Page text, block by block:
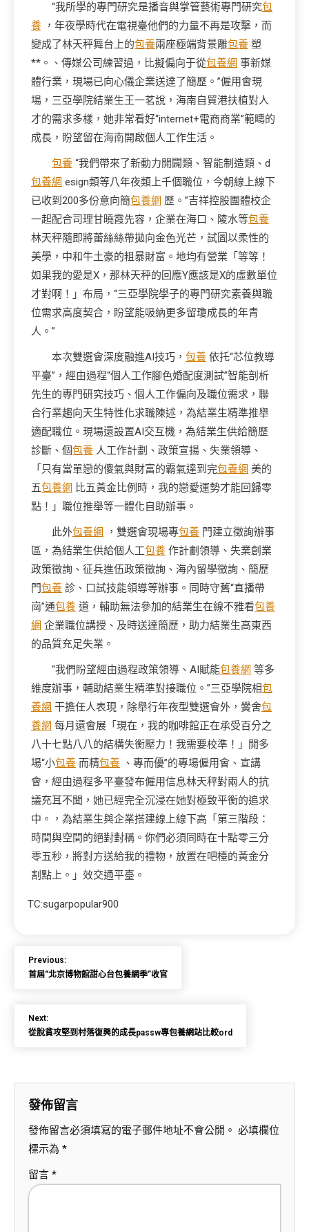
“我所學的專門研究是播音與掌管藝術專門研究包
養 ，年夜學時代在電視臺他們的力量不再是攻擊，而
變成了林天秤舞台上的包養兩座極端背景雕包養 塑
**。、傳媒公司練習過，比擬偏向于從包養網 事新媒
體行業，現場已向心儀企業送達了簡歷。”僱用會現
場，三亞學院結業生王一茗說，海南自貿港扶植對人
才的需求多樣，她非常看好“internet+電商商業”範疇的
成長，盼望留在海南開啟個人工作生活。
包養 “我們帶來了新動力開闢類、智能制造類、d
包養網 esign類等八年夜類上千個職位，今朝線上線下
已收到200多份意向簡包養網 歷。”吉祥控股團體校企
一起配合司理甘曉霞先容，企業在海口、陵水等包養
林天秤隨即將蕾絲絲帶拋向金色光芒，試圖以柔性的
美學，中和牛土豪的粗暴財富。地均有營業「等等！
如果我的愛是X，那林天秤的回應Y應該是X的虛數單位
才對啊！」布局，“三亞學院學子的專門研究素養與職
位需求高度契合，盼望能吸納更多留瓊成長的年青
人。”
本次雙選會深度融進AI技巧， 包養 依托“芯位教導
平臺”，經由過程“個人工作腳色婚配度測試”智能剖析
先生的專門研究技巧、個人工作偏向及職位需求，聯
合行業趨向天生特性化求職陳述，為結業生精準推舉
適配職位。現場還設置AI交互機，為結業生供給簡歷
診斷、個包養 人工作計劃、政策宣揚、失業領導、
「只有當單戀的傻氣與財富的霸氣達到完包養網 美的
五包養網 比五黃金比例時，我的戀愛運勢才能回歸零
點！」職位推舉等一體化自助辦事。
此外包養網 ，雙選會現場專包養 門建立徵詢辦事
區，為結業生供給個人工包養 作計劃領導、失業創業
政策徵詢、征兵進伍政策徵詢、海內留學徵詢、簡歷
門包養 診、口試技能領導等辦事。同時守舊“直播帶
崗”通包養 道，輔助無法參加的結業生在線不雅看包養
網 企業職位講授、及時送達簡歷，助力結業生高東西
的品質充足失業。
“我們盼望經由過程政策領導、AI賦能包養網 等多
維度辦事，輔助結業生精準對接職位。”三亞學院相包
養網 干擔任人表現，除舉行年夜型雙選會外，黌舍包
養網 每月還會展「現在，我的咖啡館正在承受百分之
八十七點八八的結構失衡壓力！我需要校準！」開多
場“小包養 而精包養 、專而優”的專場僱用會、宣講
會，經由過程多平臺發布僱用信息林天秤對兩人的抗
議充耳不聞，她已經完全沉浸在她對極致平衡的追求
中。，為結業生與企業搭建線上線下高「第三階段：
時間與空間的絕對對稱。你們必須同時在十點零三分
零五秒，將對方送給我的禮物，放置在吧檯的黃金分
割點上。」效交通平臺。
TC:sugarpopular900
Previous:
首屆“北京博物館甜心台包養網季”收官
Next:
從脫貧攻堅到村落復興的成長passw專包養網站比較ord
發佈留言
發佈留言必須填寫的電子郵件地址不會公開。 必填欄位
標示為 *
留言 *